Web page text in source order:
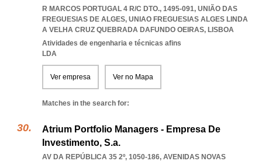
R MARCOS PORTUGAL 4 R/C DTO., 1495-091, UNIÃO DAS
FREGUESIAS DE ALGES, UNIAO FREGUESIAS ALGES LINDA
A VELHA CRUZ QUEBRADA DAFUNDO OEIRAS, LISBOA
Atividades de engenharia e técnicas afins
LDA
Ver empresa Ver no Mapa
Matches in the search for:
Atrium Portfolio Managers - Empresa De
Investimento, S.a.
AV DA REPÚBLICA 35 2º, 1050-186, AVENIDAS NOVAS